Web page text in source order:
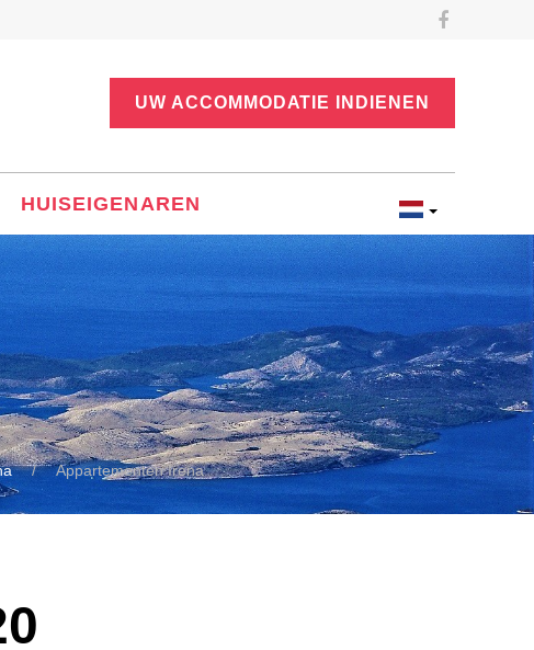
UW ACCOMMODATIE INDIENEN
HUISEIGENAREN
Appartementen Irena